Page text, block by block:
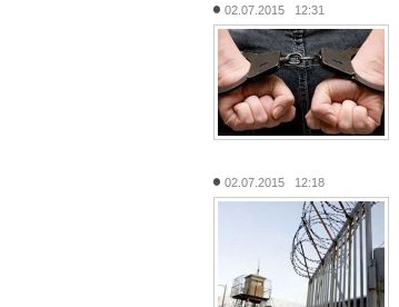
02.07.2015 12:31
02.07.2015 12:18